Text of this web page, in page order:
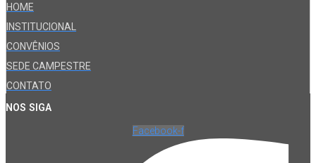
HOME
INSTITUCIONAL
CONVÊNIOS
SEDE CAMPESTRE
CONTATO
NOS SIGA
Facebook-f